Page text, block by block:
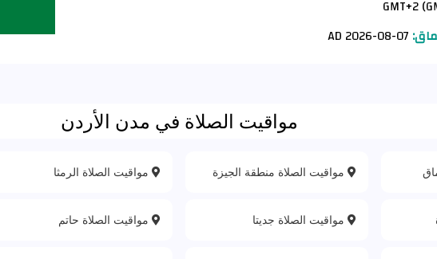
مواقيت الصلاة في مدن الأردن
مواقيت الصلاة منطقة الجيزة مواقيت الصلاة الرمثا
مواقيت الصلاة جديتا مواقيت الصلاة حاتم